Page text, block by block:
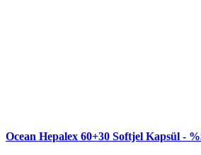
Ocean Hepalex 60+30 Softjel Kapsül -